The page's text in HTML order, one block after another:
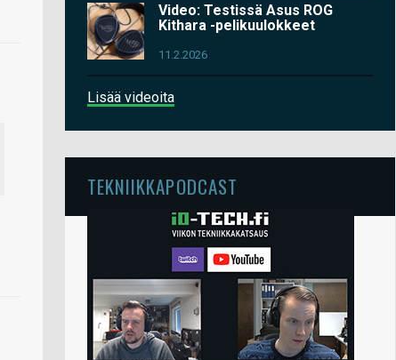
Video: Testissä Asus ROG
Kithara -pelikuulokkeet
11.2.2026
Lisää videoita
TEKNIIKKAPODCAST